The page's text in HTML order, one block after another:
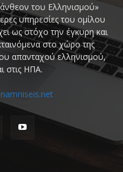
του Ελληνισμού»
υπηρεσίες του ομίλου
ως στόχο την έγκυρη και
στο χώρο της
απανταχού ελληνισμού,
στις ΗΠΑ.